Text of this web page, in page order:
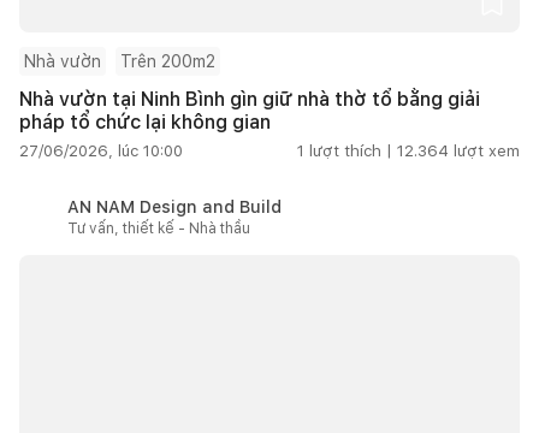
Nhà vườn Trên 200m2
Nhà vườn tại Ninh Bình gìn giữ nhà thờ tổ bằng giải
pháp tổ chức lại không gian
27/06/2026, lúc 10:00 1 lượt thích | 12.364 lượt xem
AN NAM Design and Build
Tư vấn, thiết kế - Nhà thầu